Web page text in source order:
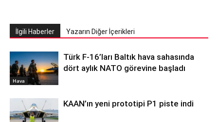
İlgili Haberler Yazarın Diğer İçerikleri
Hava
Türk F-16’ları Baltık hava sahasında
dört aylık NATO görevine başladı
KAAN’ın yeni prototipi P1 piste indi